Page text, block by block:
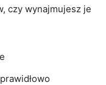
czy wynajmujesz je